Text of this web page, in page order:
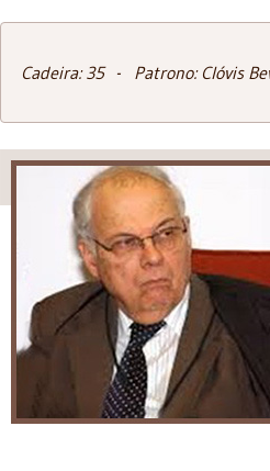
Cadeira: 35 - Patrono: Clóvis